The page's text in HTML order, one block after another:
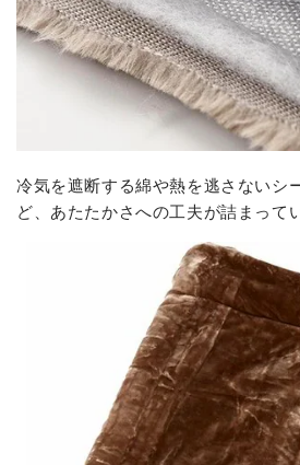
冷気を遮断する綿や熱を逃さないシ
ど、あたたかさへの工夫が詰まって